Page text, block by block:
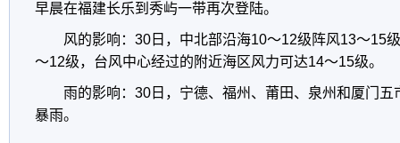
早晨在福建长乐到秀屿一带再次登陆。
风的影响：30日，中北部沿海10～12级阵风13～15
～12级，台风中心经过的附近海区风力可达14～15级。
雨的影响：30日，宁德、福州、莆田、泉州和厦门
暴雨。